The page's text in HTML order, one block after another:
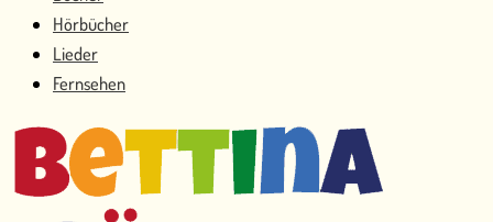
Hörbücher
Lieder
Fernsehen